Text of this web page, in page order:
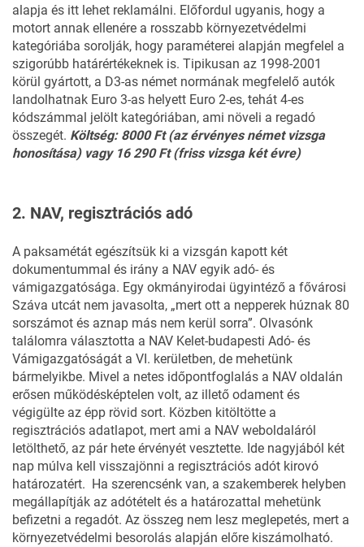
alapja és itt lehet reklamálni. Előfordul ugyanis, hogy a
motort annak ellenére a rosszabb környezetvédelmi
kategóriába sorolják, hogy paraméterei alapján megfelel a
szigorúbb határértékeknek is. Tipikusan az 1998-2001
körül gyártott, a D3-as német normának megfelelő autók
landolhatnak Euro 3-as helyett Euro 2-es, tehát 4-es
kódszámmal jelölt kategóriában, ami növeli a regadó
összegét. Költség: 8000 Ft (az érvényes német vizsga
honosítása) vagy 16 290 Ft (friss vizsga két évre)
2. NAV, regisztrációs adó
A paksamétát egészítsük ki a vizsgán kapott két
dokumentummal és irány a NAV egyik adó- és
vámigazgatósága. Egy okmányirodai ügyintéző a fővárosi
Száva utcát nem javasolta, „mert ott a nepperek húznak 80
sorszámot és aznap más nem kerül sorra”. Olvasónk
találomra választotta a NAV Kelet-budapesti Adó- és
Vámigazgatóságát a VI. kerületben, de mehetünk
bármelyikbe. Mivel a netes időpontfoglalás a NAV oldalán
erősen működésképtelen volt, az illető odament és
végigülte az épp rövid sort. Közben kitöltötte a
regisztrációs adatlapot, mert ami a NAV weboldaláról
letölthető, az pár hete érvényét vesztette. Ide nagyjából két
nap múlva kell visszajönni a regisztrációs adót kirovó
határozatért. Ha szerencsénk van, a szakemberek helyben
megállapítják az adótételt és a határozattal mehetünk
befizetni a regadót. Az összeg nem lesz meglepetés, mert a
környezetvédelmi besorolás alapján előre kiszámolható.